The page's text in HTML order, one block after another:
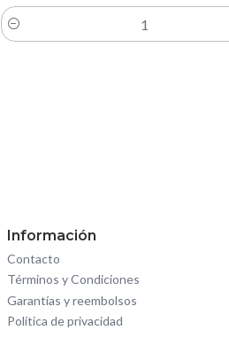
Cantidad
Información
Contacto
Términos y Condiciones
Garantías y reembolsos
Política de privacidad